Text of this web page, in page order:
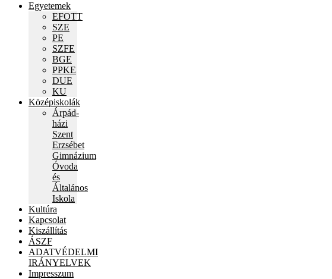
Egyetemek
EFOTT
SZE
PE
SZFE
BGE
PPKE
DUE
KU
Középiskolák
Árpád-
házi
Szent
Erzsébet
Gimnázium
Óvoda
és
Általános
Iskola
Kultúra
Kapcsolat
Kiszállítás
ÁSZF
ADATVÉDELMI
IRÁNYELVEK
Impresszum